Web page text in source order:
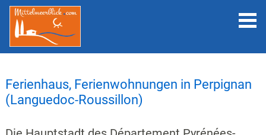
Ferienhaus, Ferienwohnungen in Perpignan
(Languedoc-Roussillon)